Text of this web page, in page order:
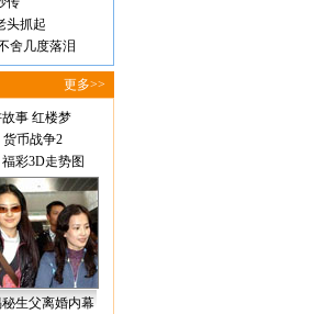
头抓起
舍几度落泪
更多>>
事 红楼梦
货币战争2
福彩3D走势图
生父离婚内幕